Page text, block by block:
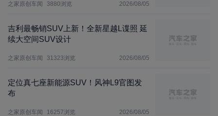
之家原创车闻 3880浏览 2026/08/05
吉利最畅销SUV上新！全新星越L谍照 延
续大空间SUV设计
之家原创车闻 31323浏览 2026/08/05
定位真七座新能源SUV！风神L9官图发
布
之家原创车闻 16257浏览 2026/08/05